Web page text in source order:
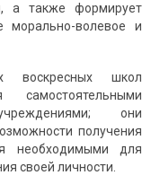
а также формирует
морально-волевое и
воскресных школ
учреждениями; они
получения
необходимыми для
своей личности.